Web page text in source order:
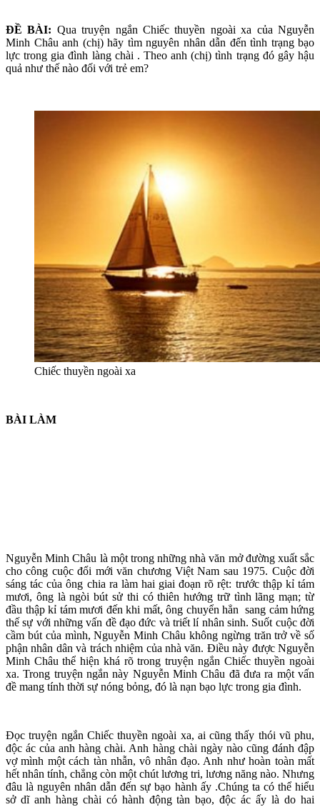
ĐỀ BÀI: Qua truyện ngắn Chiếc thuyền ngoài xa của Nguyễn
Minh Châu anh (chị) hãy tìm nguyên nhân dẫn đến tình trạng bạo
lực trong gia đình làng chài . Theo anh (chị) tình trạng đó gây hậu
quả như thế nào đối với trẻ em?
Chiếc thuyền ngoài xa
BÀI LÀM
Nguyễn Minh Châu là một trong những nhà văn mở đường xuất sắc
cho công cuộc đổi mới văn chương Việt Nam sau 1975. Cuộc đời
sáng tác của ông chia ra làm hai giai đoạn rõ rệt: trước thập kỉ tám
mươi, ông là ngòi bút sử thi có thiên hướng trữ tình lãng mạn; từ
đầu thập kỉ tám mươi đến khi mất, ông chuyển hẳn sang cảm hứng
thế sự với những vấn đề đạo đức và triết lí nhân sinh. Suốt cuộc đời
cầm bút của mình, Nguyễn Minh Châu không ngừng trăn trở về số
phận nhân dân và trách nhiệm của nhà văn. Điều này được Nguyễn
Minh Châu thể hiện khá rõ trong truyện ngắn Chiếc thuyền ngoài
xa. Trong truyện ngắn này Nguyễn Minh Châu đã đưa ra một vấn
đề mang tính thời sự nóng bỏng, đó là nạn bạo lực trong gia đình.
Đọc truyện ngắn Chiếc thuyền ngoài xa, ai cũng thấy thói vũ phu,
độc ác của anh hàng chài. Anh hàng chài ngày nào cũng đánh đập
vợ mình một cách tàn nhẫn, vô nhân đạo. Anh như hoàn toàn mất
hết nhân tính, chẳng còn một chút lương tri, lương năng nào. Nhưng
đâu là nguyên nhân dẫn đến sự bạo hành ấy .Chúng ta có thể hiểu
sở dĩ anh hàng chài có hành động tàn bạo, độc ác ấy là do hai